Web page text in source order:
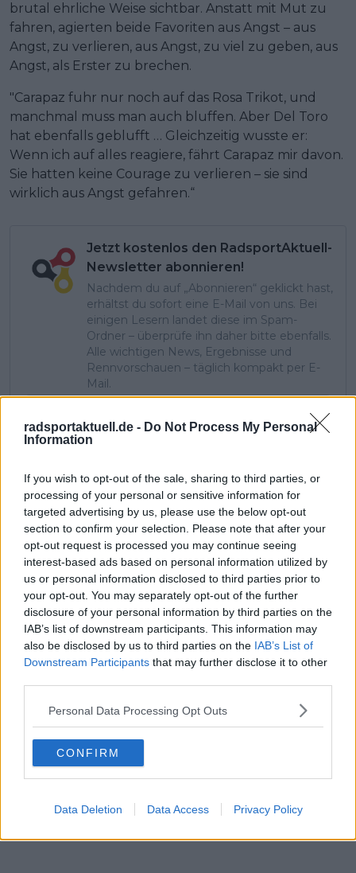
radsportaktuell.de - Do Not Process My Personal
Information
If you wish to opt-out of the sale, sharing to third parties, or
processing of your personal or sensitive information for
targeted advertising by us, please use the below opt-out
section to confirm your selection. Please note that after your
opt-out request is processed you may continue seeing
interest-based ads based on personal information utilized by
us or personal information disclosed to third parties prior to
your opt-out. You may separately opt-out of the further
disclosure of your personal information by third parties on the
IAB’s list of downstream participants. This information may
also be disclosed by us to third parties on the IAB’s List of
Downstream Participants that may further disclose it to other
Personal Data Processing Opt Outs
CONFIRM
Data Deletion Data Access Privacy Policy
brutal ehrliche Weise sichtbar. Anstatt mit Mut zu
fahren, agierten beide Favoriten aus Angst – aus
Angst, zu verlieren, aus Angst, zu viel zu geben, aus
Angst, als Erster zu brechen.
"Carapaz fuhr nur noch auf das Rosa Trikot, und
manchmal muss man auch bluffen. Aber Del Toro
hat ebenfalls geblufft … Gleichzeitig wusste er:
Wenn ich auf alles reagiere, fährt Carapaz mir davon.
Sie hatten keine Courage zu verlieren – sie sind
wirklich aus Angst gefahren.“
Jetzt kostenlos den RadsportAktuell-
Newsletter abonnieren!
Nachdem du auf „Abonnieren“ geklickt hast,
erhältst du sofort eine E-Mail von uns. Bei
einigen Lesern landet diese im Spam-
Ordner – überprüfe ihn daher bitte ebenfalls.
Alle wichtigen News, Ergebnisse und
Rennvorschauen – täglich kompakt per E-
Mail.
Stefan Jung
Redakteur
Beiträge des Autors ansehen
Besucher 1
Vorheriger Artikel
"Sie haben ihm den
Alberto Contador
rügt Carapaz für Isaac
del Toros Niederlage
beim Giro d’Italia.
Nächster Artikel
"Ein Yates-Moment“ –
War Simon Yates’s Giro